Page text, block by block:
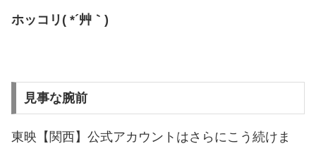
ホッコリ( *´艸｀)
見事な腕前
東映【関西】公式アカウントはさらにこう続けま